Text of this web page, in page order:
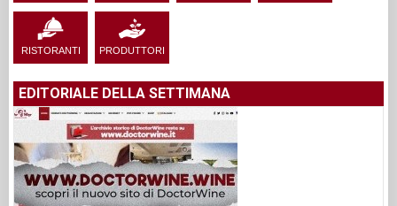
RISTORANTI PRODUTTORI
EDITORIALE DELLA SETTIMANA